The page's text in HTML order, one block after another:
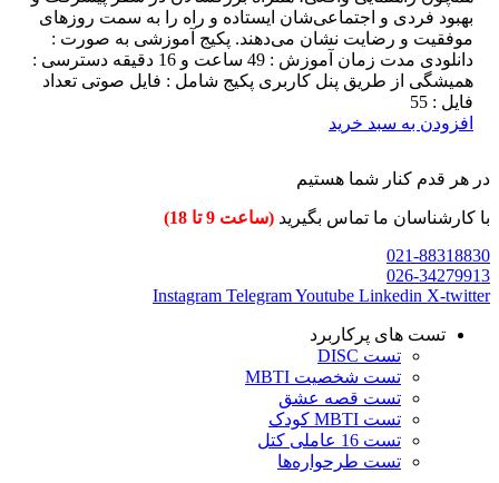
بهبود فردی و اجتماعی‌شان ایستاده و راه را به سمت روزهای
موفقیت و رضایت نشان می‌دهند. پکیج آموزشی به صورت :
دانلودی مدت زمان آموزش : 49 ساعت و 16 دقیقه دسترسی :
همیشگی از طریق پنل کاربری پکیج شامل : فایل صوتی تعداد
فایل : 55
افزودن به سبد خرید
در هر قدم کنار شما هستیم
با کارشناسان ما تماس بگیرید (ساعت 9 تا 18)
021-88318830
026-34279913
Instagram TelegramYoutube Linkedin X-twitter
تست های پرکاربرد
تست DISC
تست شخصیت MBTI
تست قصه عشق
تست MBTI کودک
تست 16 عاملی کتل
تست طرحواره‌ها